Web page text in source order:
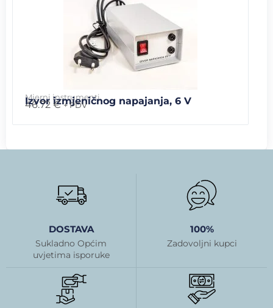
Mjerni instrumenti
Izvor izmjeničnog napajanja, 6 V
46.72 € + PDV
DOSTAVA
Sukladno Općim
uvjetima isporuke
100%
Zadovoljni kupci